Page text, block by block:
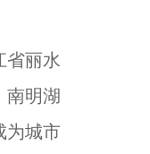
丽水
南明湖
为城市
浙江松阳：浙南茶叶市场春茶交易旺...